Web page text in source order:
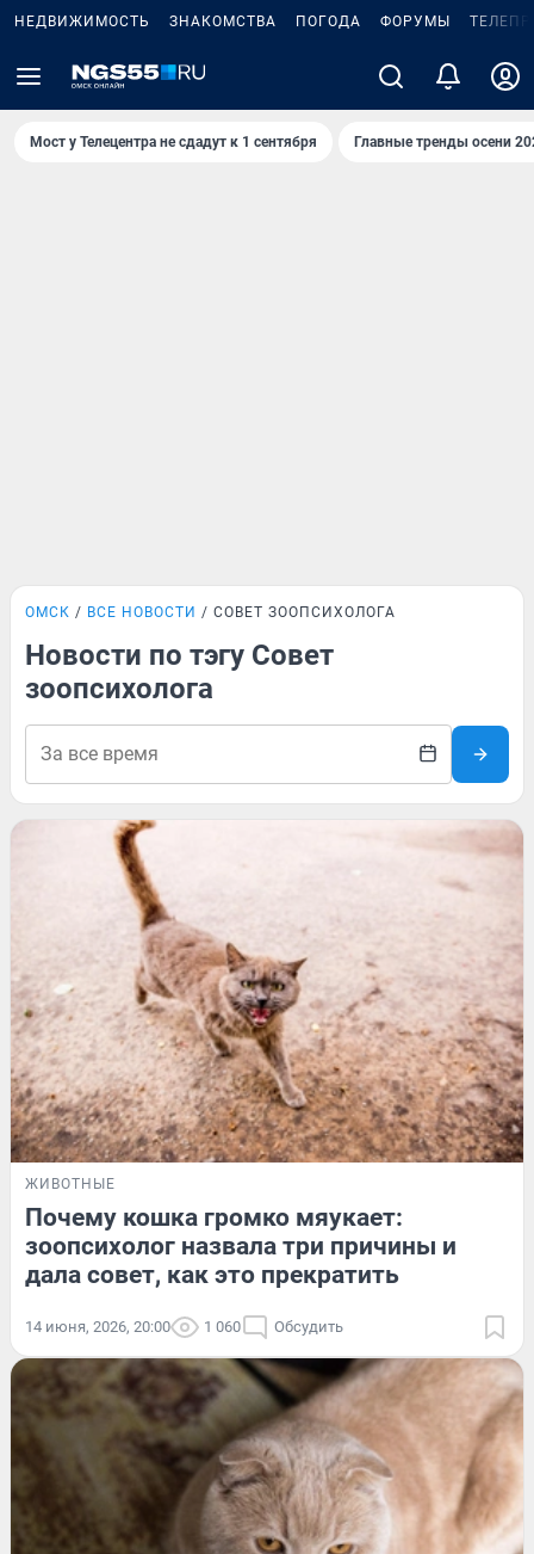
НЕДВИЖИМОСТЬ ЗНАКОМСТВА ПОГОДА ФОРУМЫ
Мост у Телецентра не сдадут к 1 сентября Главные тренды осени
ОМСК ВСЕ НОВОСТИ СОВЕТ ЗООПСИХОЛОГА
Новости по тэгу Совет
зоопсихолога
ЖИВОТНЫЕ
Почему кошка громко мяукает:
зоопсихолог назвала три причины и
дала совет, как это прекратить
14 июня, 2026, 20:00 1 060 Обсудить